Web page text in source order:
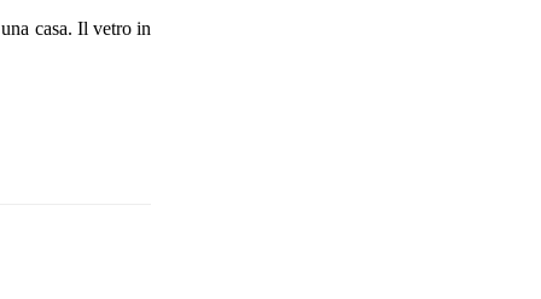
casa. Il vetro in